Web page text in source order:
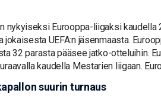
nykyiseksi Eurooppa-liigaksi
UEFA:n jäsenmaasta.
32 parasta pääsee jatko-otteluihin.
kaudella Mestarien liigaan.
suurin turnaus